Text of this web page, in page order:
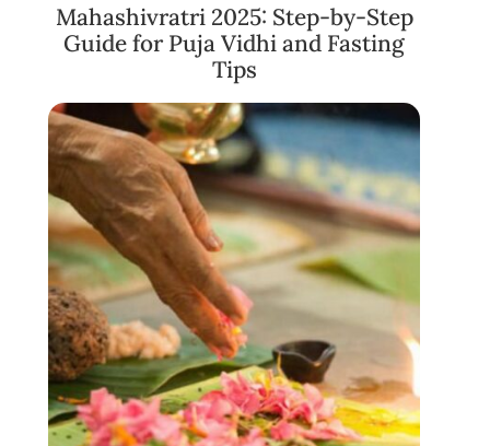
Mahashivratri 2025: Step-by-Step
Guide for Puja Vidhi and Fasting
Tips